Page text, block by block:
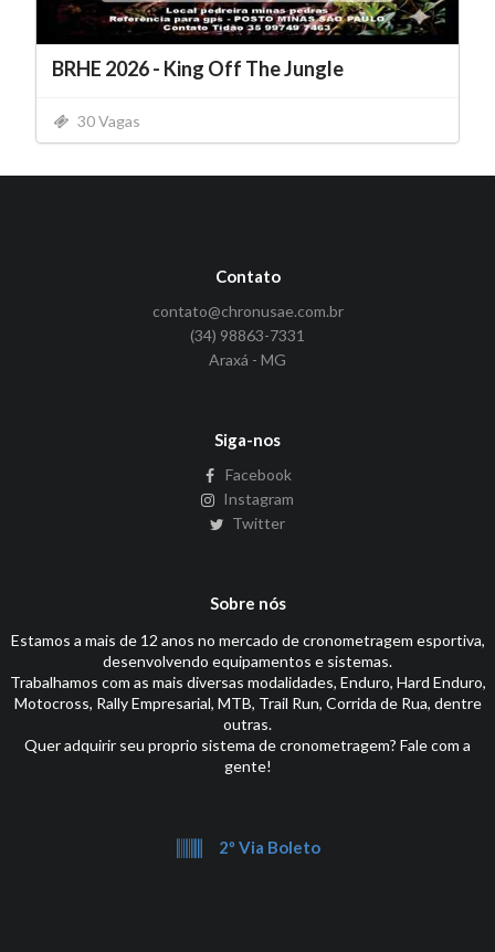
BRHE 2026 - King Off The Jungle
30 Vagas
Contato
contato@chronusae.com.br
(34) 98863-7331
Araxá - MG
Siga-nos
Facebook
Instagram
Twitter
Sobre nós
Estamos a mais de 12 anos no mercado de cronometragem esportiva,
desenvolvendo equipamentos e sistemas.
Trabalhamos com as mais diversas modalidades, Enduro, Hard Enduro,
Motocross, Rally Empresarial, MTB, Trail Run, Corrida de Rua, dentre
outras.
Quer adquirir seu proprio sistema de cronometragem? Fale com a
gente!
2º Via Boleto